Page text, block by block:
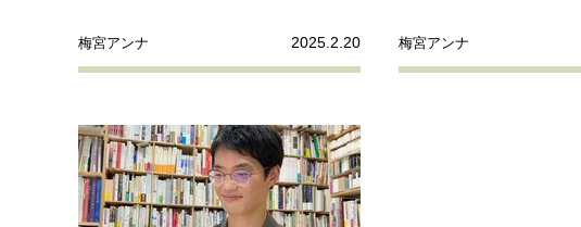
梅宮アンナ 2025.2.20 梅宮アンナ